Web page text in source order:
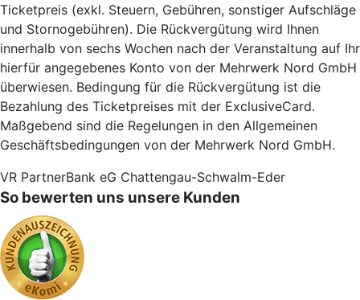
Ticketpreis (exkl. Steuern, Gebühren, sonstiger Aufschläge
und Stornogebühren). Die Rückvergütung wird Ihnen
innerhalb von sechs Wochen nach der Veranstaltung auf Ihr
hierfür angegebenes Konto von der Mehrwerk Nord GmbH
überwiesen. Bedingung für die Rückvergütung ist die
Bezahlung des Ticketpreises mit der ExclusiveCard.
Maßgebend sind die Regelungen in den Allgemeinen
Geschäftsbedingungen von der Mehrwerk Nord GmbH.
VR PartnerBank eG Chattengau-Schwalm-Eder
So bewerten uns unsere Kunden